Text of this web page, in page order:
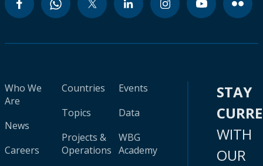
Who We
Are
News
Careers
Countries
Topics
Projects &
Operations
Events
Data
WBG
Academy
STAY
WITH
OUR